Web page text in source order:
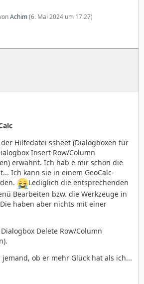
Achim(6. Mai 2024 um 17:27)
Hilfedatei ssheet (Dialogboxen für
Insert Row/Column
erwähnt. Ich hab e mir schon die
Ich kann sie in einem GeoCalc-
Lediglich die entsprechenden
Bearbeiten bzw. die Werkzeuge in
haben aber nichts mit einer
Delete Row/Column
ob er mehr Glück hat als ich...